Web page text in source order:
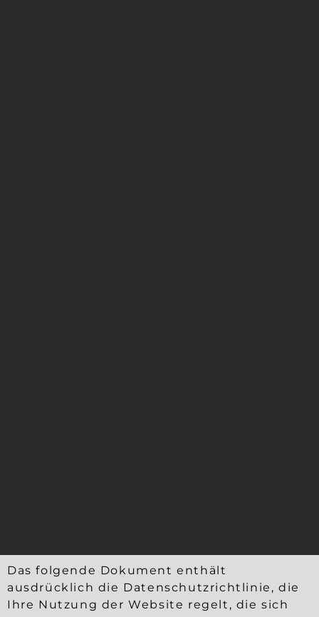
Das folgende Dokument enthält
ausdrücklich die Datenschutzrichtlinie, die
Ihre Nutzung der Website regelt, die sich